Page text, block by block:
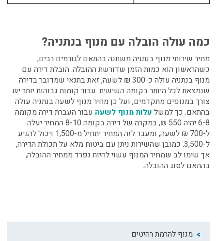
מנוף להרמת רהיטים
כמה עולה הובלה עם מנוף בנתניה?
מחיר שירותי מנוף בנתניהמשתנה בהתאם לגורמים רבים,
כשהראשון הוא כמות הזמן שדורשת ההובלה. הובלת דירה עם
מנוף בנתניה עולה כ-300 ₪ לשעה
, זאת בתנאי שמדובר בדירה
שנמצאת לכל היותר בקומה השישית. עבור קומות גבוהות יותר יש
צורך במנופים מתקדמים, ועל כן מחיר מנוף לשעה בנתניה עולה
בהתאם. כך למשל עלות מנוף לשעה עבור העברת דירה מקומה
6-8 יהיה 550 ₪, במקרה של דירה בקומה 8-10 המחיר יעלה
ל-700 ₪ לשעה, ומעבר לזה המחיר יתחיל מ-1,500 ויכול להגיע
ל-3,500. כמובן שהשירות ניתן עם ביטוח מלא על תכולת הדירה,
אך שימו לב שמחיר המנוף עשוי להיות נפרד ממחיר ההובלה,
בהתאם לסוג ההובלה.